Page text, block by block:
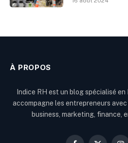
À PROPOS
Indice RH est un blog spécialisé
accompagne les entrepreneurs
business, marketing, finance,